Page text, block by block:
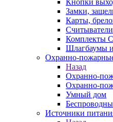
Кнопки
Замки,
Карты,
Считыватели
Комплекты
Шлагбаумы
Охранно-
Назад
Охранно-
Охранно-
Умный дом
Источники